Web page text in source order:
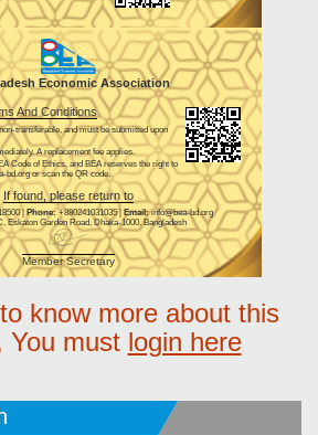
Economic Association
And Conditions
transferable, and must be submitted upon
A replacement fee applies.
Code of Ethics, and BEA reserves the right to
bd.org or scan the QR code.
If found, please return to
| Phone:+880241031035 | Email:info@bea-bd.org
Eskaton Garden Road, Dhaka-1000, Bangladesh
Member Secretary
know more about this
You must login here